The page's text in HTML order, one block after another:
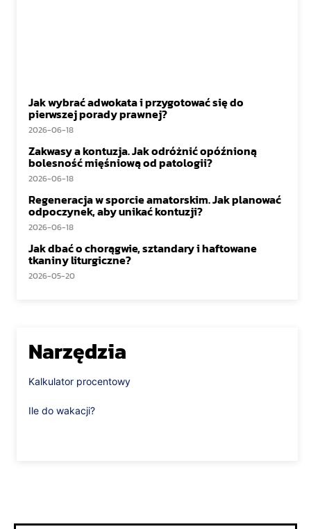
Jak wybrać adwokata i przygotować się do
pierwszej porady prawnej?
2026-06-18
Zakwasy a kontuzja. Jak odróżnić opóźnioną
bolesność mięśniową od patologii?
2026-06-18
Regeneracja w sporcie amatorskim. Jak planować
odpoczynek, aby unikać kontuzji?
2026-06-18
Jak dbać o chorągwie, sztandary i haftowane
tkaniny liturgiczne?
2026-05-20
Narzędzia
Kalkulator procentowy
Ile do wakacji?